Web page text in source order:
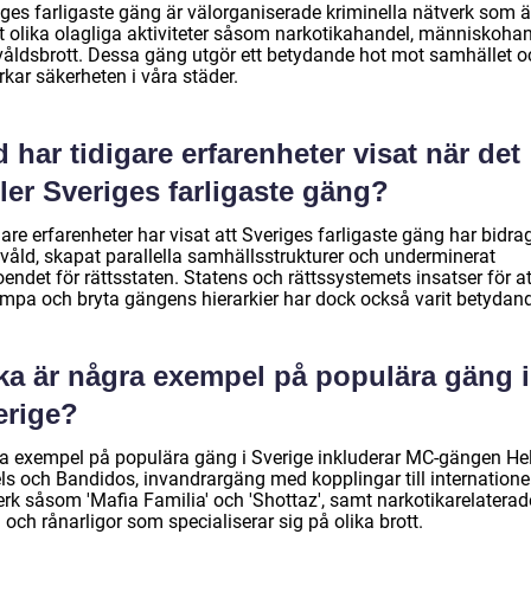
farligaste gäng är välorganiserade kriminella nätverk som
olika olagliga aktiviteter såsom narkotikahandel,
Dessa gäng utgör ett betydande hot mot samhället
säkerheten i våra städer.
har tidigare erfarenheter visat när det
Sveriges farligaste gäng?
erfarenheter har visat att Sveriges farligaste gäng har
skapat parallella samhällsstrukturer och underminerat
för rättsstaten. Statens och rättssystemets insatser för
och bryta gängens hierarkier har dock också varit
är några exempel på populära gäng i
exempel på populära gäng i Sverige inkluderar MC-gängen
och Bandidos, invandrargäng med kopplingar till
såsom 'Mafia Familia' och 'Shottaz', samt
och rånarligor som specialiserar sig på olika brott.